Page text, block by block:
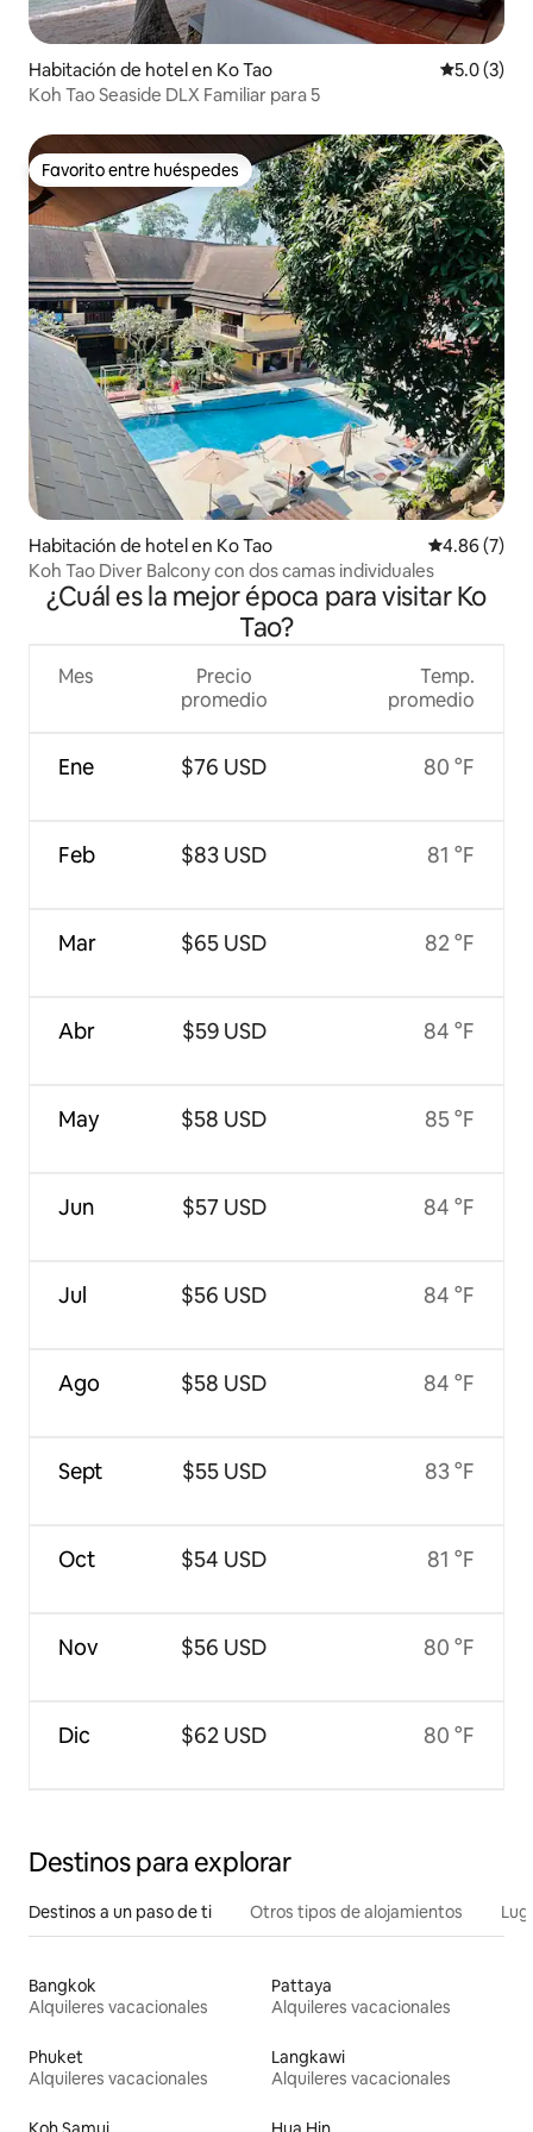
Habitación de hotel en Ko Tao
5.0 (3)
Koh Tao Seaside DLX Familiar para 5
Favorito entre huéspedes
Favorito entre huéspedes
Habitación de hotel en Ko Tao Calificación
4.86 (7)
Koh Tao Diver Balcony con dos camas individuales
¿Cuál es la mejor época para visitar Ko
Tao?
Mes
Ene
Feb
Mar
Abr
May
Jun
Jul
Ago
Sept
Oct
Nov
Dic
Precio
promedio
$76 USD
$83 USD
$65 USD
$59 USD
$58 USD
$57 USD
$56 USD
$58 USD
$55 USD
$54 USD
$56 USD
$62 USD
Temp.
promedio
80 °F
81 °F
82 °F
84 °F
85 °F
84 °F
84 °F
84 °F
83 °F
81 °F
80 °F
80 °F
Destinos para explorar
Destinos a un paso de ti Otros tipos de alojamientos
Bangkok
Alquileres vacacionales
Pattaya
Alquileres vacacionales
Phuket
Alquileres vacacionales
Langkawi
Alquileres vacacionales